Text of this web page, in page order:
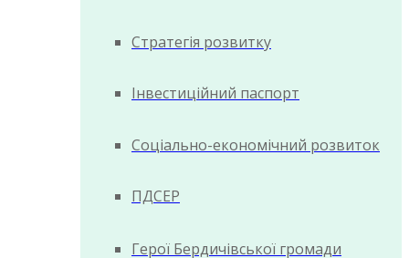
Стратегія розвитку
Інвестиційний паспорт
Соціально-економічний розвиток
ПДСЕР
Герої Бердичівської громади